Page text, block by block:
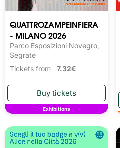
QUATTROZAMPEINFIERA
- MILANO 2026
Parco Esposizioni Novegro,
Segrate
Tickets from 7.32€
Exhibitions